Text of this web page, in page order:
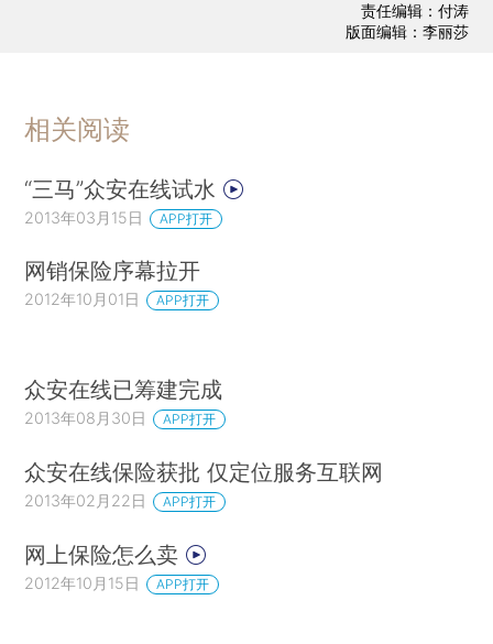
责任编辑：付涛
版面编辑：李丽莎
相关阅读
“三马”众安在线试水
2013年03月15日 APP打开
网销保险序幕拉开
2012年10月01日 APP打开
众安在线已筹建完成
2013年08月30日 APP打开
众安在线保险获批 仅定位服务互联网
2013年02月22日 APP打开
网上保险怎么卖
2012年10月15日 APP打开